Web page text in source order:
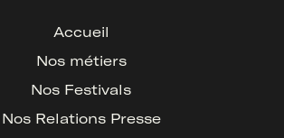
Accueil
Nos métiers
Nos Festivals
Nos Relations Presse